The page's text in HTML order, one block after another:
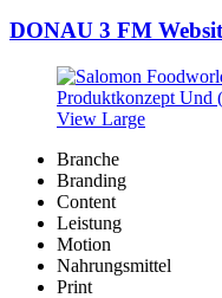
DONAU 3 FM
View Large
Branche
Branding
Content
Leistung
Motion
Nahrungsmittel
Print